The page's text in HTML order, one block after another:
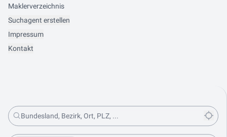
Maklerverzeichnis
Suchagent erstellen
Impressum
Kontakt